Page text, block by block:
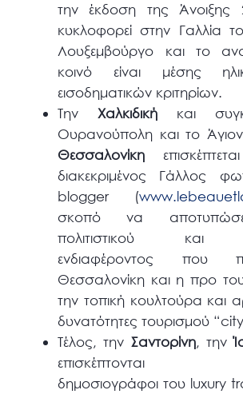
την έκδοση της Άνοιξης
κυκλοφορεί στην Γαλλία
Λουξεμβούργο και το
κοινό είναι μέσης
εισοδηματικών κριτηρίων.
ΤηνΧαλκιδική και
Ουρανούπολη και το
Θεσσαλονίκη
διακεκριμένος Γάλλος
blogger (
σκοπό να
πολιτιστικού και
ενδιαφέροντος που
Θεσσαλονίκη και η προ
την τοπική κουλτούρα και
δυνατότητες τουρισμού
Τέλος, την Σαντορίνη, την
επισκέπτονται (21-
δημοσιογράφοι του luxury